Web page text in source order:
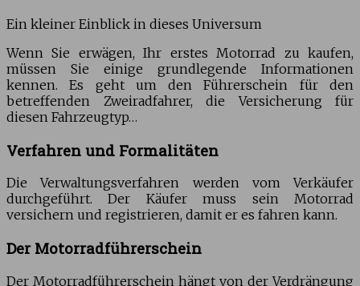
Ein kleiner Einblick in dieses Universum
Wenn Sie erwägen, Ihr erstes Motorrad zu kaufen,
müssen Sie einige grundlegende Informationen
kennen. Es geht um den Führerschein für den
betreffenden Zweiradfahrer, die Versicherung für
diesen Fahrzeugtyp…
Verfahren und Formalitäten
Die Verwaltungsverfahren werden vom Verkäufer
durchgeführt. Der Käufer muss sein Motorrad
versichern und registrieren, damit er es fahren kann.
Der Motorradführerschein
Der Motorradführerschein hängt von der Verdrängung